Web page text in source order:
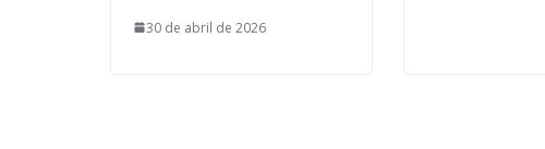
30 de abril de 2026